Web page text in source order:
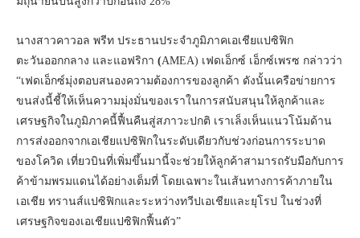
นางสาวคาวอล พรีท ประธานประจำภูมิภาคเอเชียแปซิฟิก
ตะวันออกกลาง และแอฟริกา (AMEA) เฟดเอ็กซ์ เอ็กซ์เพรซ กล่าวว่า
“เฟดเอ็กซ์มุ่งตอบสนองความต้องการของลูกค้า ดังนั้นเครือข่ายการ
ขนส่งนี้ชี้ให้เห็นความมุ่งมั่นของเราในการสนับสนุนให้ลูกค้าและ
เศรษฐกิจในภูมิภาคนี้ฟื้นคืนสู่สภาวะปกติ เราเล็งเห็นแนวโน้มด้าน
การส่งออกจากเอเชียแปซิฟิกในระดับเดียวกับช่วงก่อนการระบาด
ของโควิด เที่ยวบินที่เพิ่มขึ้นมานี้จะช่วยให้ลูกค้าสามารถรับมือกับการ
ค้าข้ามพรมแดนได้อย่างเต็มที่ โดยเฉพาะในเส้นทางการค้าภายใน
เอเชีย ทรานส์แปซิฟิกและระหว่างทวีปเอเชียและยุโรป ในช่วงที่
เศรษฐกิจของเอเชียแปซิฟิกฟื้นตัว”